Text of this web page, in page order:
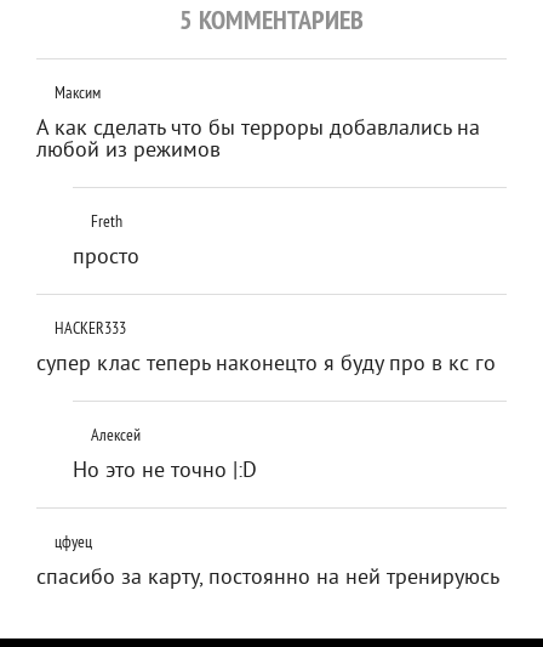
5 КОММЕНТАРИЕВ
Максим
А как сделать что бы терроры добавлались на
любой из режимов
Freth
просто
HACKER333
супер клас теперь наконецто я буду про в кс го
Алексей
Но это не точно |:D
цфуец
спасибо за карту, постоянно на ней тренируюсь